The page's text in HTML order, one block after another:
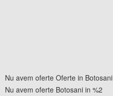
Nu avem oferte Oferte in Botosani
Nu avem oferte Botosani in %2